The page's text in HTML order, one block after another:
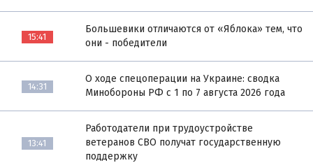
15:41
Большевики отличаются от «Яблока» тем, что
они - победители
14:31
О ходе спецоперации на Украине: сводка
Минобороны РФ с 1 по 7 августа 2026 года
13:41
Работодатели при трудоустройстве
ветеранов СВО получат государственную
поддержку